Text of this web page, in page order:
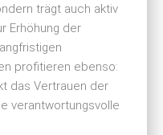
trägt auch aktiv
Erhöhung der
profitieren ebenso:
das Vertrauen der
verantwortungsvolle